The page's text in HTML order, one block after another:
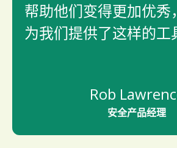
帮助他们变得更加优
为我们提供了这样的工
Rob
安全产品经理